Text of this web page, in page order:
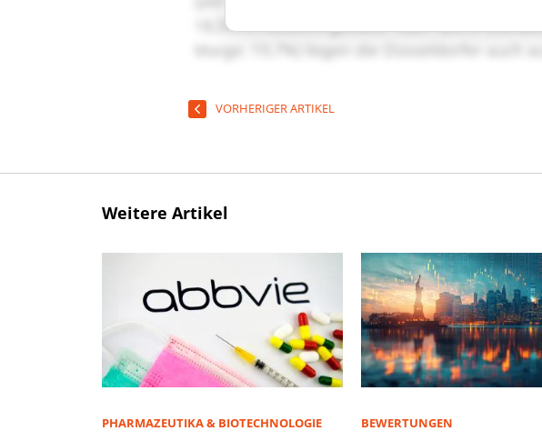
VORHERIGER ARTIKEL
Weitere Artikel
PHARMAZEUTIKA & BIOTECHNOLOGIE BEWERTUNGEN